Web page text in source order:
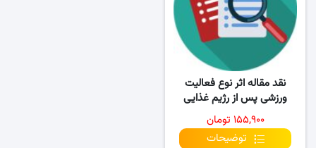
نقد مقاله اثر نوع فعالیت
ورزشی پس از رژیم غذایی
پرچرب بر بیان ژن گیرنده..
۱۵۵,۹۰۰ تومان
توضیحات